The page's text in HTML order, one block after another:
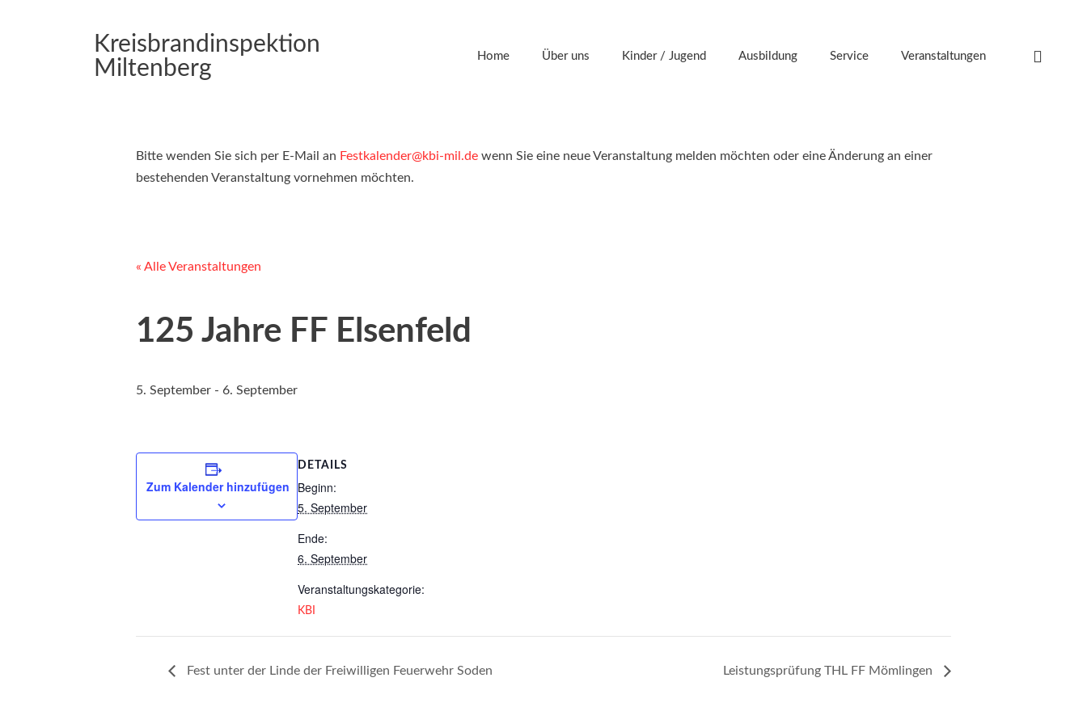
Kreisbrandinspektion
Miltenberg
Home Über uns Kinder / Jugend Ausbildung Service Veranstaltungen
Bitte wenden Sie sich per E-Mail an Festkalender@kbi-mil.de wenn Sie eine neue Veranstaltung melden möchten oder eine Änderung an einer
bestehenden Veranstaltung vornehmen möchten.
« Alle Veranstaltungen
125 Jahre FF Elsenfeld
5. September - 6. September
Zum Kalender hinzufügen
DETAILS
Beginn:
5. September
Ende:
6. September
Veranstaltungskategorie:
KBI
Fest unter der Linde der Freiwilligen Feuerwehr Soden Leistungsprüfung THL FF Mömlingen